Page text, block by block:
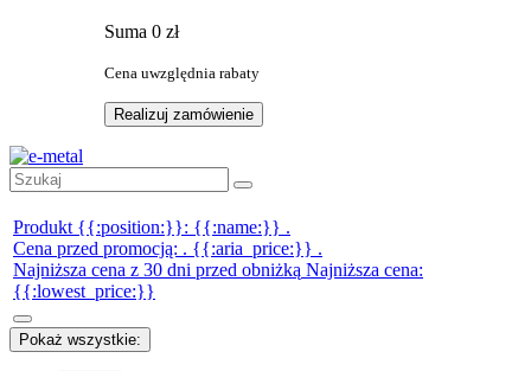
Suma 0 zł
Cena uwzględnia rabaty
Realizuj zamówienie
Produkt {{:position:}}: {{:name:}} .
Cena przed promocją: . {{:aria_price:}} .
Najniższa cena z 30 dni przed obniżką Najniższa cena:
{{:lowest_price:}}
Pokaż wszystkie: